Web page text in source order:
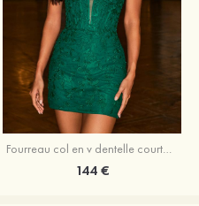
Fourreau col en v dentelle courte/mini robe de fête de la rentré avec perles
144 €